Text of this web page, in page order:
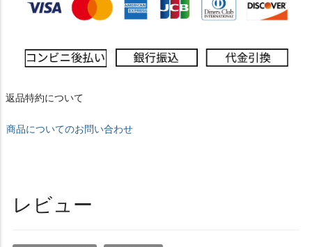
返品特約について
商品についてのお問い合わせ
レビュー